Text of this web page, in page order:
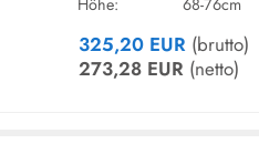
Höhe:
68-76cm
325,20 EUR(brutto)
273,28 EUR (netto)